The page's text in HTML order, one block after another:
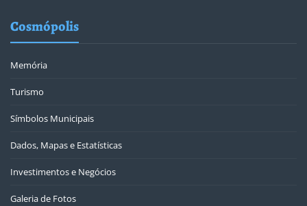
Cosmópolis
Memória
Turismo
Símbolos Municipais
Dados, Mapas e Estatísticas
Investimentos e Negócios
Galeria de Fotos